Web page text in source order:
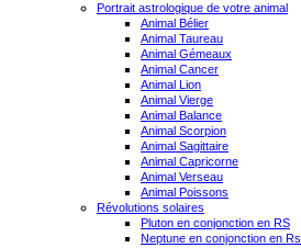
Portrait astrologique de votre animal
Animal Bélier
Animal Taureau
Animal Gémeaux
Animal Cancer
Animal Lion
Animal Vierge
Animal Balance
Animal Scorpion
Animal Sagittaire
Animal Capricorne
Animal Verseau
Animal Poissons
Révolutions solaires
Pluton en conjonction en RS
Neptune en conjonction en Rs